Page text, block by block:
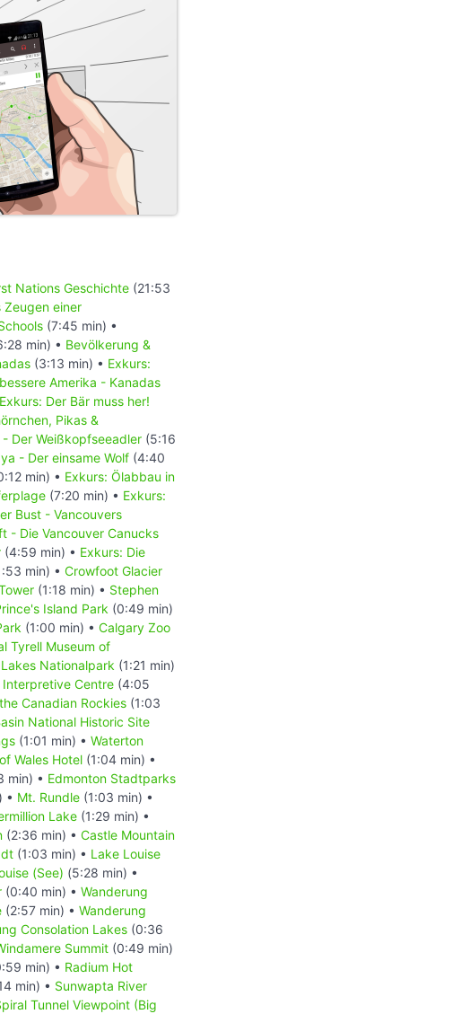
Nations Geschichte (21:53
Zeugen einer
(7:45 min) •
min) • Bevölkerung &
(3:13 min) • Exkurs:
Amerika - Kanadas
Exkurs: Der Bär muss her!
Pikas &
Der Weißkopfseeadler (5:16
- Der einsame Wolf (4:40
min) • Exkurs: Ölabbau in
(7:20 min) • Exkurs:
Bust - Vancouvers
- Die Vancouver Canucks
(4:59 min) • Exkurs: Die
min) • Crowfoot Glacier
(1:18 min) • Stephen
Island Park (0:49 min)
(1:00 min) • Calgary Zoo
Tyrell Museum of
Nationalpark (1:21 min)
Interpretive Centre (4:05
Canadian Rockies (1:03
National Historic Site
(1:01 min) • Waterton
Wales Hotel (1:04 min) •
min) • Edmonton Stadtparks
• Mt. Rundle (1:03 min) •
Lake (1:29 min) •
(2:36 min) • Castle Mountain
(1:03 min) • Lake Louise
(See) (5:28 min) •
(0:40 min) • Wanderung
(2:57 min) • Wanderung
Consolation Lakes (0:36
Summit (0:49 min)
min) • Radium Hot
min) • Sunwapta River
Tunnel Viewpoint (Big